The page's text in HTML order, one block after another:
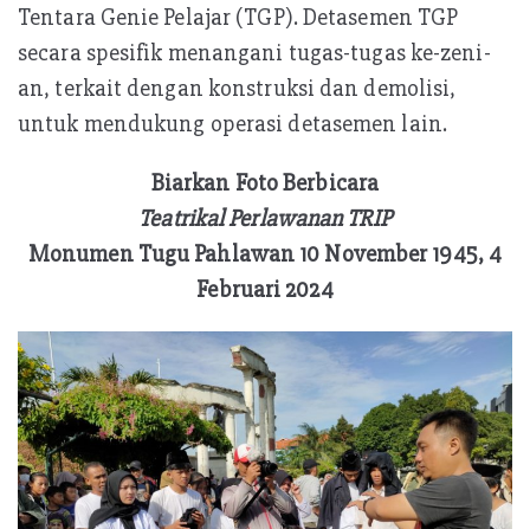
Tentara Genie Pelajar (TGP). Detasemen TGP
secara spesifik menangani tugas-tugas ke-zeni-
an, terkait dengan konstruksi dan demolisi,
untuk mendukung operasi detasemen lain.
Biarkan Foto Berbicara
Teatrikal Perlawanan TRIP
Monumen Tugu Pahlawan 10 November 1945, 4
Februari 2024